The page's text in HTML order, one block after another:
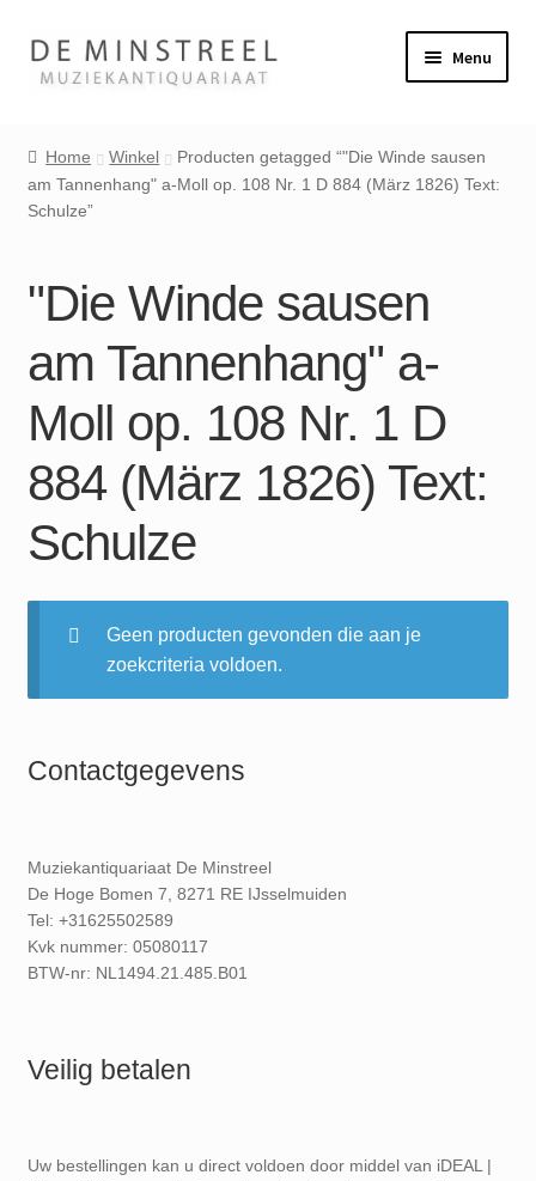
Ga
door
Ga
naar
Menu
Contact
Winkel
Mijn account
Home Winkel
Producten getagged “"Die Winde sausen
am Tannenhang" a-Moll op. 108 Nr. 1 D 884 (März 1826) Text:
Schulze”
"Die Winde sausen
am Tannenhang" a-
Moll op. 108 Nr. 1 D
884 (März 1826) Text:
Schulze
Geen producten gevonden die aan je
zoekcriteria voldoen.
Contactgegevens
Muziekantiquariaat De Minstreel
De Hoge Bomen 7, 8271 RE IJsselmuiden
Tel: +31625502589
Kvk nummer: 05080117
BTW-nr: NL1494.21.485.B01
Veilig betalen
Uw bestellingen kan u direct voldoen door middel van iDEAL |